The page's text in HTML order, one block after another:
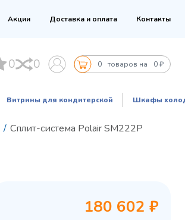
Акции Доставка и оплата Контакты
0 0 0 товаров на 0 ₽
Витрины для кондитерской Шкафы
/ Сплит-система Polair SM222P
180 602 ₽